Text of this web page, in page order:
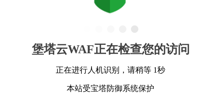
堡塔云WAF正在检查您的访问
正在进行人机识别，请稍等 1秒
本站受宝塔防御系统保护